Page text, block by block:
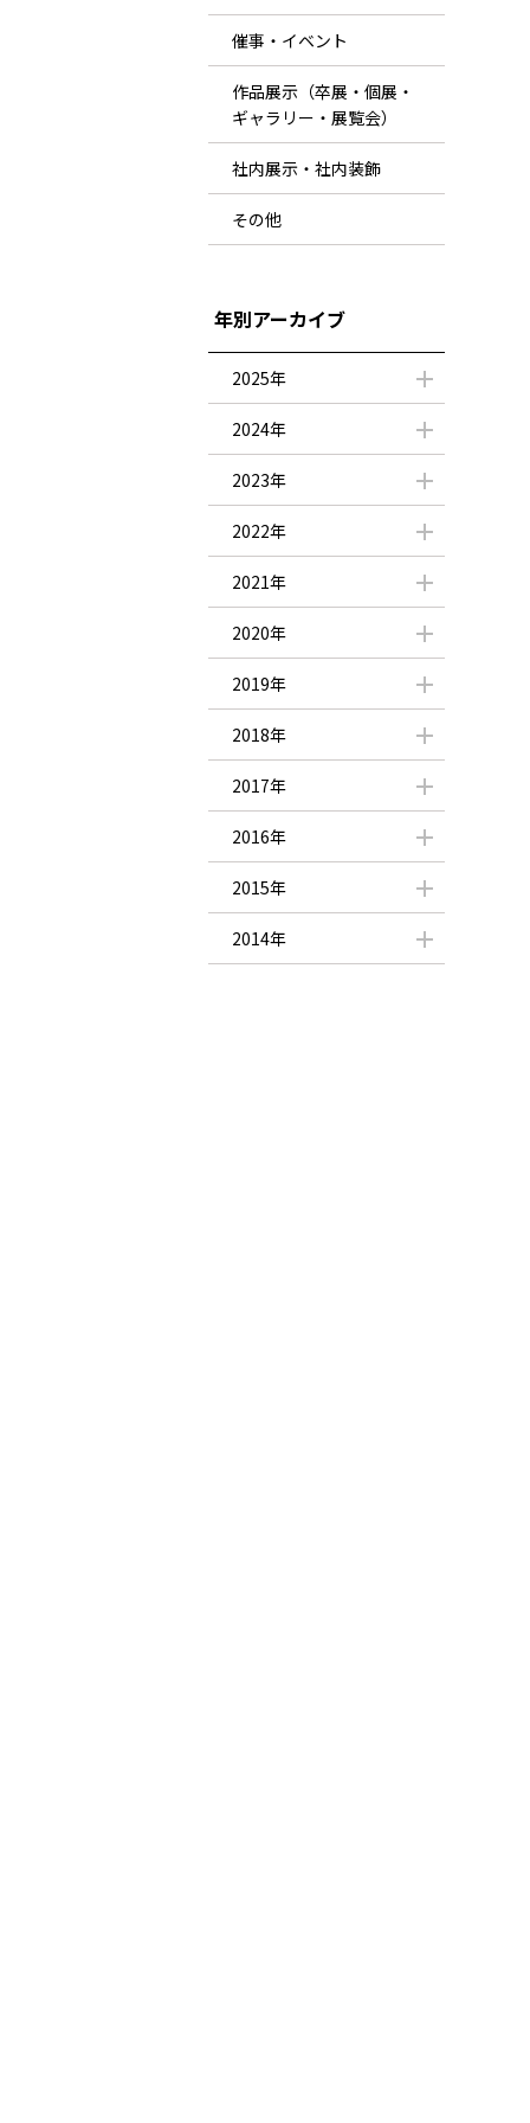
催事・イベント
作品展示（卒展・個展・
ギャラリー・展覧会）
社内展示・社内装飾
その他
年別アーカイブ
2025年
2024年
2023年
2022年
2021年
2020年
2019年
2018年
2017年
2016年
2015年
2014年